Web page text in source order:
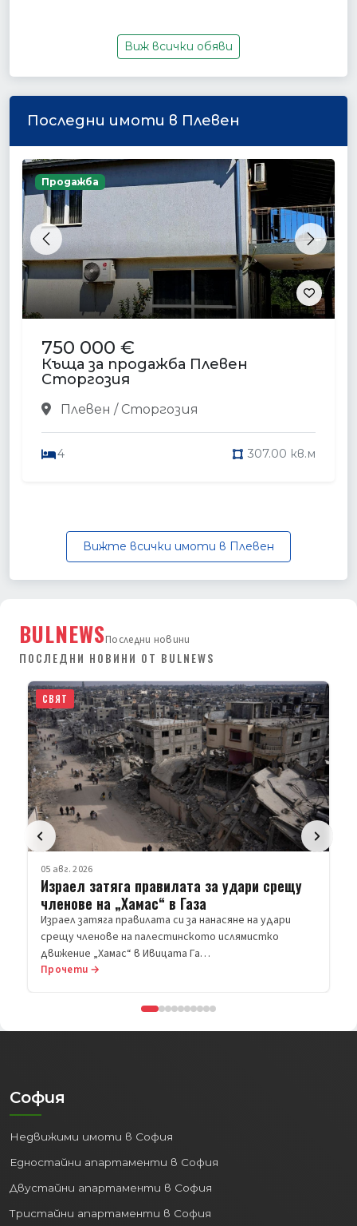
Виж всички обяви
Последни имоти в Плевен
Previous Next
Продажба
750 000 €
Къща за продажба Плевен
Сторгозия
Плевен / Сторгозия
4 307.00 кв.м
Вижте всички имоти в Плевен
BULNEWSПоследни новини
ПОСЛЕДНИ НОВИНИ ОТ BULNEWS
СВЯТ
05 авг. 2026
Израел затяга правилата за удари срещу
членове на „Хамас“ в Газа
Израел затяга правилата си за нанасяне на удари
срещу членове на палестинското ислямистко
движение „Хамас“ в Ивицата Га…
Прочети →
София
Недвижими имоти в София
Едностайни апартаменти в София
Двустайни апартаменти в София
Тристайни апартаменти в София